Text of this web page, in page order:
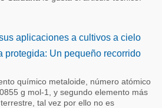
aplicaciones a cultivos a cielo
protegida: Un pequeño recorrido
químico metaloide, número atómico
g mol-1, y segundo elemento más
tal vez por ello no es